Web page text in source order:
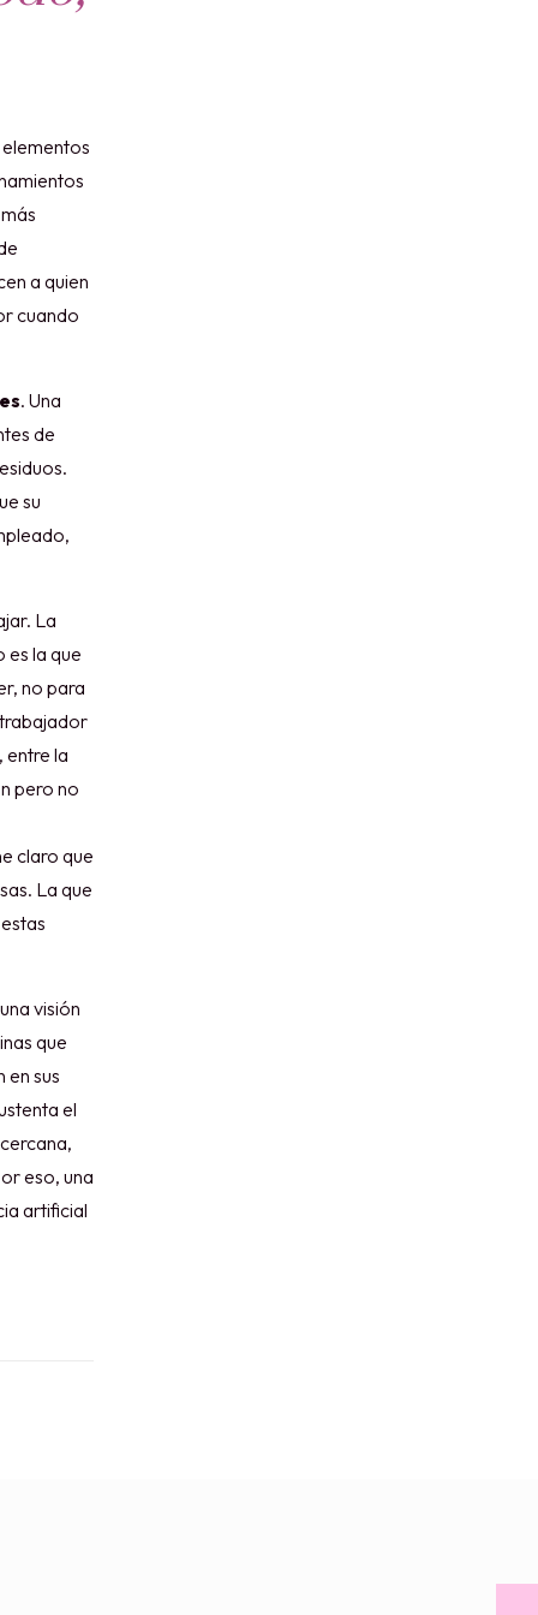
a quien
cuando
. Una
de
su
La
es la que
no para
entre la
pero no
claro que
La que
visión
que
en sus
el
eso, una
artificial